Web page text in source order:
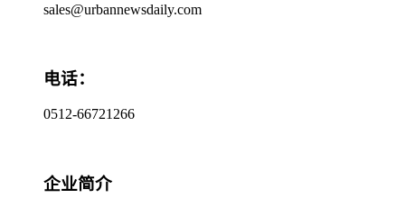
sales@urbannewsdaily.com
电话：
0512-66721266
企业简介